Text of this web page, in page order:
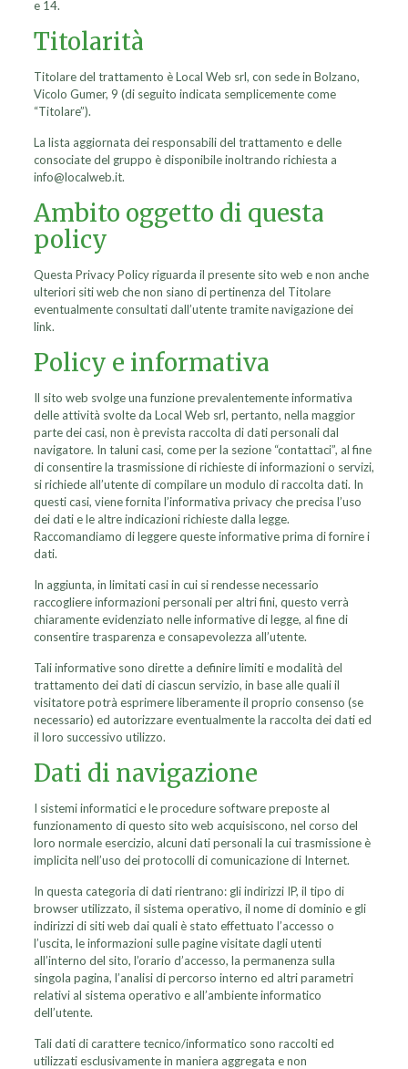
e 14.
Titolarità
Titolare del trattamento è Local Web srl, con sede in Bolzano,
Vicolo Gumer, 9 (di seguito indicata semplicemente come
“Titolare”).
La lista aggiornata dei responsabili del trattamento e delle
consociate del gruppo è disponibile inoltrando richiesta a
info@localweb.it.
Ambito oggetto di questa
policy
Questa Privacy Policy riguarda il presente sito web e non anche
ulteriori siti web che non siano di pertinenza del Titolare
eventualmente consultati dall’utente tramite navigazione dei
link.
Policy e informativa
Il sito web svolge una funzione prevalentemente informativa
delle attività svolte da Local Web srl, pertanto, nella maggior
parte dei casi, non è prevista raccolta di dati personali dal
navigatore. In taluni casi, come per la sezione “contattaci”, al fine
di consentire la trasmissione di richieste di informazioni o servizi,
si richiede all’utente di compilare un modulo di raccolta dati. In
questi casi, viene fornita l’informativa privacy che precisa l’uso
dei dati e le altre indicazioni richieste dalla legge.
Raccomandiamo di leggere queste informative prima di fornire i
dati.
In aggiunta, in limitati casi in cui si rendesse necessario
raccogliere informazioni personali per altri fini, questo verrà
chiaramente evidenziato nelle informative di legge, al fine di
consentire trasparenza e consapevolezza all’utente.
Tali informative sono dirette a definire limiti e modalità del
trattamento dei dati di ciascun servizio, in base alle quali il
visitatore potrà esprimere liberamente il proprio consenso (se
necessario) ed autorizzare eventualmente la raccolta dei dati ed
il loro successivo utilizzo.
Dati di navigazione
I sistemi informatici e le procedure software preposte al
funzionamento di questo sito web acquisiscono, nel corso del
loro normale esercizio, alcuni dati personali la cui trasmissione è
implicita nell’uso dei protocolli di comunicazione di Internet.
In questa categoria di dati rientrano: gli indirizzi IP, il tipo di
browser utilizzato, il sistema operativo, il nome di dominio e gli
indirizzi di siti web dai quali è stato effettuato l’accesso o
l’uscita, le informazioni sulle pagine visitate dagli utenti
all’interno del sito, l’orario d’accesso, la permanenza sulla
singola pagina, l’analisi di percorso interno ed altri parametri
relativi al sistema operativo e all’ambiente informatico
dell’utente.
Tali dati di carattere tecnico/informatico sono raccolti ed
utilizzati esclusivamente in maniera aggregata e non